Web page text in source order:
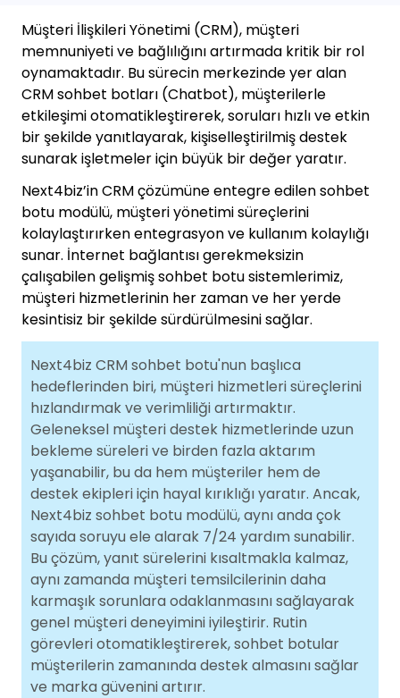
Müşteri İlişkileri Yönetimi (CRM), müşteri
memnuniyeti ve bağlılığını artırmada kritik bir rol
oynamaktadır. Bu sürecin merkezinde yer alan
CRM sohbet botları (Chatbot), müşterilerle
etkileşimi otomatikleştirerek, soruları hızlı ve etkin
bir şekilde yanıtlayarak, kişiselleştirilmiş destek
sunarak işletmeler için büyük bir değer yaratır.
Next4biz’in CRM çözümüne entegre edilen sohbet
botu modülü, müşteri yönetimi süreçlerini
kolaylaştırırken entegrasyon ve kullanım kolaylığı
sunar. İnternet bağlantısı gerekmeksizin
çalışabilen gelişmiş sohbet botu sistemlerimiz,
müşteri hizmetlerinin her zaman ve her yerde
kesintisiz bir şekilde sürdürülmesini sağlar.
Next4biz CRM sohbet botu'nun başlıca
hedeflerinden biri, müşteri hizmetleri süreçlerini
hızlandırmak ve verimliliği artırmaktır.
Geleneksel müşteri destek hizmetlerinde uzun
bekleme süreleri ve birden fazla aktarım
yaşanabilir, bu da hem müşteriler hem de
destek ekipleri için hayal kırıklığı yaratır. Ancak,
Next4biz sohbet botu modülü, aynı anda çok
sayıda soruyu ele alarak 7/24 yardım sunabilir.
Bu çözüm, yanıt sürelerini kısaltmakla kalmaz,
aynı zamanda müşteri temsilcilerinin daha
karmaşık sorunlara odaklanmasını sağlayarak
genel müşteri deneyimini iyileştirir. Rutin
görevleri otomatikleştirerek, sohbet botular
müşterilerin zamanında destek almasını sağlar
ve marka güvenini artırır.